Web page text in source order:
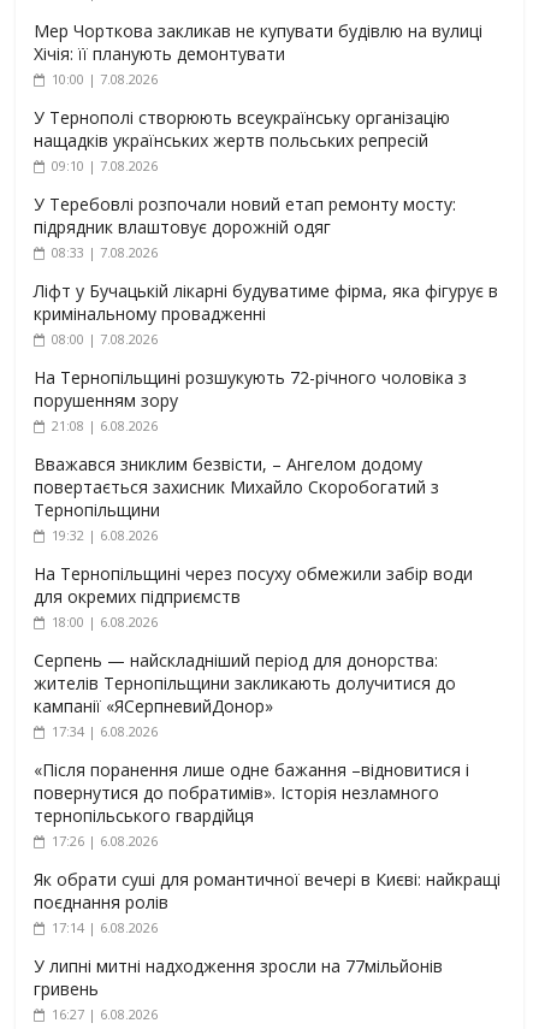
Мер Чорткова закликав не купувати будівлю на вулиці
Хічія: її планують демонтувати
10:00 | 7.08.2026
У Тернополі створюють всеукраїнську організацію
нащадків українських жертв польських репресій
09:10 | 7.08.2026
У Теребовлі розпочали новий етап ремонту мосту:
підрядник влаштовує дорожній одяг
08:33 | 7.08.2026
Ліфт у Бучацькій лікарні будуватиме фірма, яка фігурує в
кримінальному провадженні
08:00 | 7.08.2026
На Тернопільщині розшукують 72-річного чоловіка з
порушенням зору
21:08 | 6.08.2026
Вважався зниклим безвісти, – Ангелом додому
повертається захисник Михайло Скоробогатий з
Тернопільщини
19:32 | 6.08.2026
На Тернопільщині через посуху обмежили забір води
для окремих підприємств
18:00 | 6.08.2026
Серпень — найскладніший період для донорства:
жителів Тернопільщини закликають долучитися до
кампанії «ЯСерпневийДонор»
17:34 | 6.08.2026
«Після поранення лише одне бажання –відновитися і
повернутися до побратимів». Історія незламного
тернопільського гвардійця
17:26 | 6.08.2026
Як обрати суші для романтичної вечері в Києві: найкращі
поєднання ролів
17:14 | 6.08.2026
У липні митні надходження зросли на 77мільйонів
гривень
16:27 | 6.08.2026